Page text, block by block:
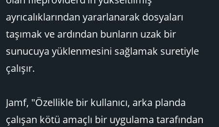
ayrıcalıklarından yararlanarak dosyaları
taşımak ve ardından bunların uzak bir
sunucuya yüklenmesini sağlamak suretiyle
çalışır.
Jamf, "Özellikle bir kullanıcı, arka planda
çalışan kötü amaçlı bir uygulama tarafından